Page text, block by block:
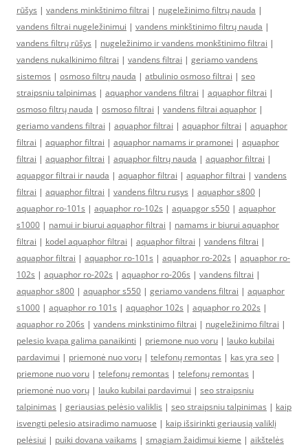
rūšys | vandens minkštinimo filtrai | nugeležinimo filtrų nauda |
vandens filtrai nugeležinimui | vandens minkštinimo filtrų nauda |
vandens filtrų rūšys | nugeležinimo ir vandens monkštinimo filtrai |
vandens nukalkinimo filtrai | vandens filtrai | geriamo vandens
sistemos | osmoso filtrų nauda | atbulinio osmoso filtrai | seo
straipsniu talpinimas | aquaphor vandens filtrai | aquaphor filtrai |
osmoso filtrų nauda | osmoso filtrai | vandens filtrai aquaphor |
geriamo vandens filtrai | aquaphor filtrai | aquaphor filtrai | aquaphor
filtrai | aquaphor filtrai | aquaphor namams ir pramonei | aquaphor
filtrai | aquaphor filtrai | aquaphor filtrų nauda | aquaphor filtrai |
aquapgor filtrai ir nauda | aquaphor filtrai | aquaphor filtrai | vandens
filtrai | aquaphor filtrai | vandens filtru rusys | aquaphor s800 |
aquaphor ro-101s | aquaphor ro-102s | aquapgor s550 | aquaphor
s1000 | namui ir biurui aquaphor filtrai | namams ir biurui aquaphor
filtrai | kodel aquaphor filtrai | aquaphor filtrai | vandens filtrai |
aquaphor filtrai | aquaphor ro-101s | aquaphor ro-202s | aquaphor ro-
102s | aquaphor ro-202s | aquaphor ro-206s | vandens filtrai |
aquaphor s800 | aquaphor s550 | geriamo vandens filtrai | aquaphor
s1000 | aquaphor ro 101s | aquaphor 102s | aquaphor ro 202s |
aquaphor ro 206s | vandens minkstinimo filtrai | nugeležinimo filtrai |
pelesio kvapa galima panaikinti | priemone nuo voru | lauko kubilai
pardavimui | priemonė nuo vorų | telefonų remontas | kas yra seo |
priemone nuo voru | telefonų remontas | telefonų remontas |
priemonė nuo vorų | lauko kubilai pardavimui | seo straipsniu
talpinimas | geriausias pelėsio valiklis | seo straipsniu talpinimas | kaip
isvengti pelesio atsiradimo namuose | kaip išsirinkti geriausią valiklį
pelėsiui | puiki dovana vaikams | smagiam žaidimui kieme | aikštelės